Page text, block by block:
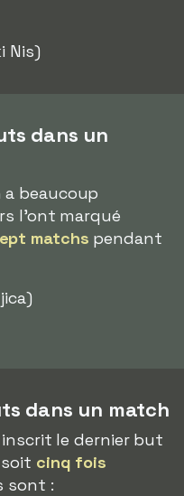
Nis)
dans un
beaucoup
l'ont marqué
matchs pendant
dans un match
le dernier but
cinq fois
sont :